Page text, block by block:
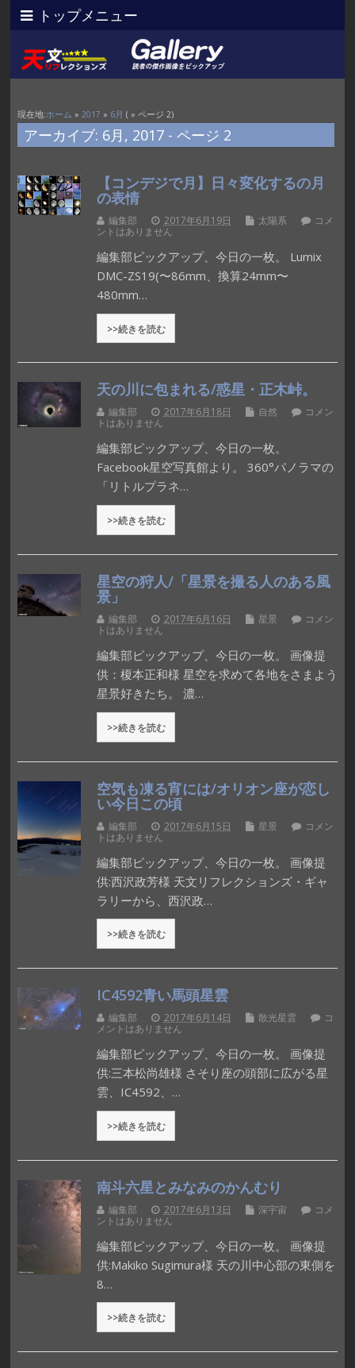
トップメニュー
現在地:ホーム » 2017 » 6月 ( » ページ 2)
アーカイブ: 6月, 2017 - ページ 2
【コンデジで月】日々変化するの月
の表情
編集部 2017年6月19日 太陽系
コメ
ントはありません
編集部ピックアップ、今日の一枚。 Lumix
DMC-ZS19(〜86mm、換算24mm〜
480mm…
>>続きを読む
天の川に包まれる/惑星・正木峠。
編集部 2017年6月18日 自然
コメン
トはありません
編集部ピックアップ、今日の一枚。
Facebook星空写真館より。 360°パノラマの
「リトルプラネ…
>>続きを読む
星空の狩人/「星景を撮る人のある風
景」
編集部 2017年6月16日 星景
コメン
トはありません
編集部ピックアップ、今日の一枚。 画像提
供：榎本正和様 星空を求めて各地をさまよう
星景好きたち。 濃…
>>続きを読む
空気も凍る宵には/オリオン座が恋し
い今日この頃
編集部 2017年6月15日 星景
コメン
トはありません
編集部ピックアップ、今日の一枚。 画像提
供:西沢政芳様 天文リフレクションズ・ギャ
ラリーから、西沢政…
>>続きを読む
IC4592青い馬頭星雲
編集部 2017年6月14日 散光星雲
コ
メントはありません
編集部ピックアップ、今日の一枚。 画像提
供:三本松尚雄様 さそり座の頭部に広がる星
雲、IC4592、…
>>続きを読む
南斗六星とみなみのかんむり
編集部 2017年6月13日 深宇宙
コメ
ントはありません
編集部ピックアップ、今日の一枚。 画像提
供:Makiko Sugimura様 天の川中心部の東側を
8…
>>続きを読む